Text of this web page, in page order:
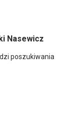
Nasewicz
poszukiwania